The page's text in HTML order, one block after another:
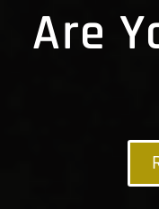
Are